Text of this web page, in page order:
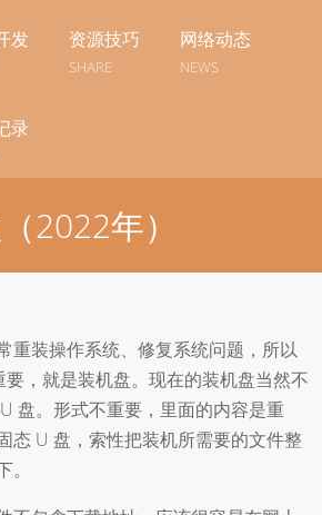
发 资源技巧
SHARE
网络动态
NEWS
录
2022年）
重装操作系统、修复系统问题，所以
要，就是装机盘。现在的装机盘当然不
盘。形式不重要，里面的内容是重
态 U 盘，索性把装机所需要的文件整